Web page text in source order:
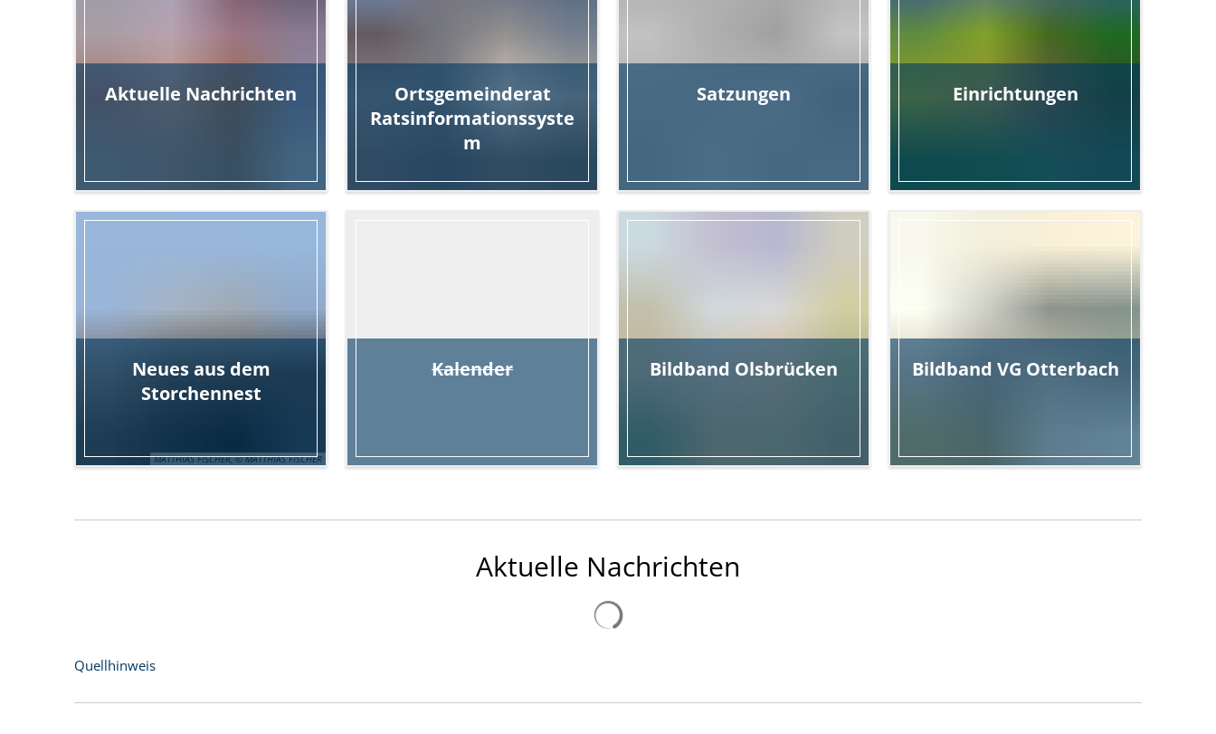
Aktuelle Nachrichten
Ortsgemeinderat
Ratsinformationssyste
m
Satzungen Einrichtungen
MATTHIAS FISCHER, © MATTHIAS FISCHER
Neues aus dem
Storchennest
Kalender Bildband Olsbrücken Bildband VG Otterbach
Aktuelle Nachrichten
Quellhinweis